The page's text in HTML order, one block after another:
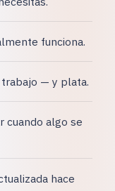
funciona.
trabajo — y plata.
cuando algo se
hace